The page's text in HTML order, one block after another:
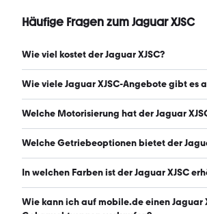
Häufige Fragen zum Jaguar XJSC
Wie viel kostet der Jaguar XJSC?
Ein guter Preis für einen Jaguar XJSC liegt
Wie viele Jaguar XJSC-Angebote gibt es
Es gibt insgesamt 20 Jaguar XJSC bei
Welche Motorisierung hat der Jaguar
Der Jaguar XJSC hat Leistungen
Welche Getriebeoptionen bietet der
Der Jaguar XJSC ist mit automatischem
In welchen Farben ist der Jaguar XJSC
Den Jaguar XJSC gibt es in folgenden
Wie kann ich auf mobile.de einen Jaguar